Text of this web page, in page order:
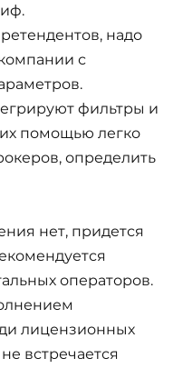
надо
с
фильтры и
помощью легко
определить
нет, придется
операторов.
лицензионных
встречается